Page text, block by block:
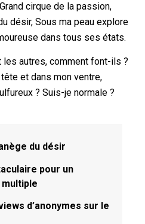
cirque de la passion,
désir, Sous ma peau explore
dans tous ses états.
les autres, comment font-ils ?
et dans mon ventre,
? Suis-je normale ?
du désir
pour un
d’anonymes sur le